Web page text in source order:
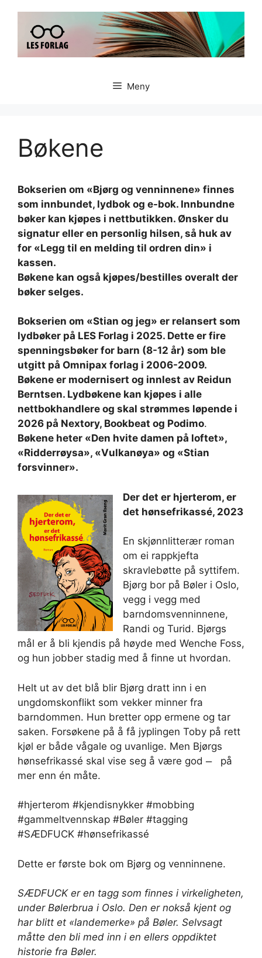
innhold
Meny
Bøkene
Bokserien om «Bjørg og venninnene» finnes
som innbundet, lydbok og e-bok. Innbundne
bøker kan kjøpes i nettbutikken. Ønsker du
signatur eller en personlig hilsen, så huk av
for «Legg til en melding til ordren din» i
kassen.
Bøkene kan også kjøpes/bestilles overalt der
bøker selges.
Bokserien om «Stian og jeg» er relansert som
lydbøker på LES Forlag i 2025. Dette er fire
spenningsbøker for barn (8-12 år) som ble
utgitt på Omnipax forlag i 2006-2009.
Bøkene er modernisert og innlest av Reidun
Berntsen. Lydbøkene kan kjøpes i alle
nettbokhandlere og skal strømmes løpende i
2026 på Nextory, Bookbeat og Podimo.
Bøkene heter «Den hvite damen på loftet»,
«Ridderrøysa», «Vulkanøya» og «Stian
forsvinner».
Der det er hjerterom, er
det hønsefrikassé, 2023
En skjønnlitterær roman
om ei rappkjefta
skravlebøtte på syttifem.
Bjørg bor på Bøler i Oslo,
vegg i vegg med
barndomsvenninnene,
Randi og Turid. Bjørgs
mål er å bli kjendis på høyde med Wenche Foss,
og hun jobber stadig med å finne ut hvordan.
Helt ut av det blå blir Bjørg dratt inn i en
ungdomskonflikt som vekker minner fra
barndommen. Hun bretter opp ermene og tar
saken. Forsøkene på å få jyplingen Toby på rett
kjøl er både vågale og uvanlige. Men Bjørgs
hønsefrikassé skal vise seg å være god ̶ på
mer enn én måte.
#hjerterom #kjendisnykker #mobbing
#gammeltvennskap #Bøler #tagging
#SÆDFUCK #hønsefrikassé
Dette er første bok om Bjørg og venninnene.
SÆDFUCK er en tagg som finnes i virkeligheten,
under Bølerbrua i Oslo. Den er nokså kjent og
har blitt et «landemerke» på Bøler. Selvsagt
måtte den bli med inn i en ellers oppdiktet
historie fra Bøler.